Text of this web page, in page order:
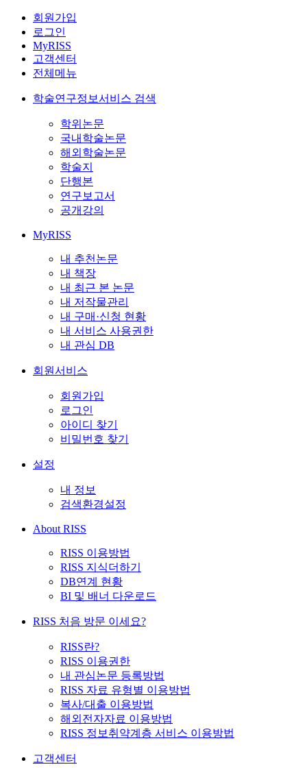
회원가입
로그인
MyRISS
고객센터
전체메뉴
학술연구정보서비스 검색
학위논문
국내학술논문
해외학술논문
학술지
단행본
연구보고서
공개강의
MyRISS
내 추천논문
내 책장
내 최근 본 논문
내 저작물관리
내 구매·신청 현황
내 서비스 사용권한
내 관심 DB
회원서비스
회원가입
로그인
아이디 찾기
비밀번호 찾기
설정
내 정보
검색환경설정
About RISS
RISS 이용방법
RISS 지식더하기
DB연계 현황
BI 및 배너 다운로드
RISS 처음 방문 이세요?
RISS란?
RISS 이용권한
내 관심논문 등록방법
RISS 자료 유형별 이용방법
복사/대출 이용방법
해외전자자료 이용방법
RISS 정보취약계층 서비스 이용방법
고객센터